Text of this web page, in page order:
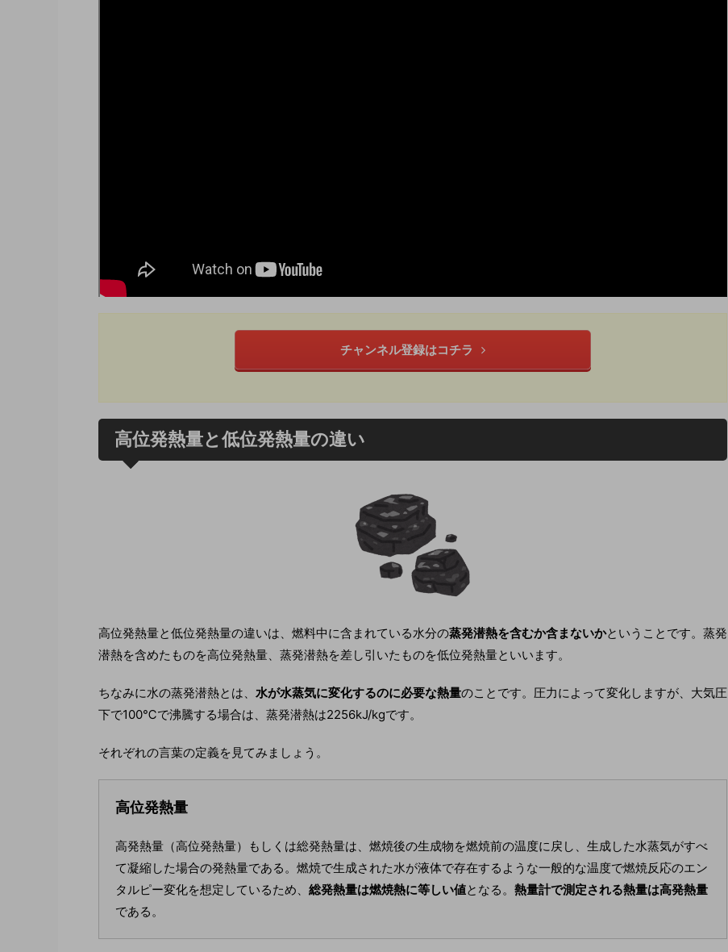
チャンネル登録はコチラ
高位発熱量と低位発熱量の違い
高位発熱量と低位発熱量の違いは、燃料中に含まれている水分の蒸発潜熱を含むか含まないかということです。蒸発
潜熱を含めたものを高位発熱量、蒸発潜熱を差し引いたものを低位発熱量といいます。
ちなみに水の蒸発潜熱とは、 水が水蒸気に変化するのに必要な熱量のことです。圧力によって変化しますが、大気圧
下で100℃で沸騰する場合は、蒸発潜熱は2256kJ/kgです。
それぞれの言葉の定義を見てみましょう。
高位発熱量
高発熱量（高位発熱量）もしくは総発熱量は、燃焼後の生成物を燃焼前の温度に戻し、生成した水蒸気がすべ
て凝縮した場合の発熱量である。燃焼で生成された水が液体で存在するような一般的な温度で燃焼反応のエン
タルピー変化を想定しているため、 総発熱量は燃焼熱に等しい値となる。 熱量計で測定される熱量は高発熱量
である。